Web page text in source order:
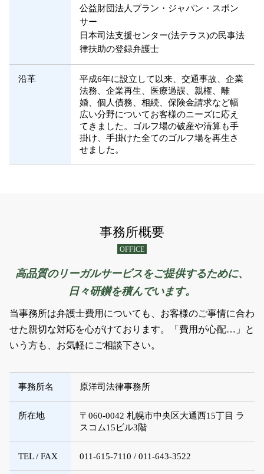
公益財団法人プラン・ジャパン・スポン
サー
日本司法支援センター(法テラス)の民事法
律扶助の登録弁護士
沿革
平成6年に設立して以来、交通事故、企業
法務、企業再生、医療過誤、親権、離
婚、個人債務、相続、保険金請求など幅
広い分野についてお客様のニーズに応え
てきました。ゴルフ場の破産や清算も手
掛け、手掛けた全てのゴルフ場を再生さ
せました。
事務所概要
OFFICE
高品質のリーガルサービスをご提供するために、
日々研鑚を積んでいます。
当事務所は弁護士費用についても、お客様のご事情に合わ
せた親切な対応を心がけております。「費用が心配…」と
いう方も、お気軽にご相談下さい。
事務所名 原洋司法律事務所
所在地
〒060-0042 札幌市中央区大通西15丁目 ラ
スコム15ビル3階
TEL / FAX 011-615-7110 / 011-643-3522